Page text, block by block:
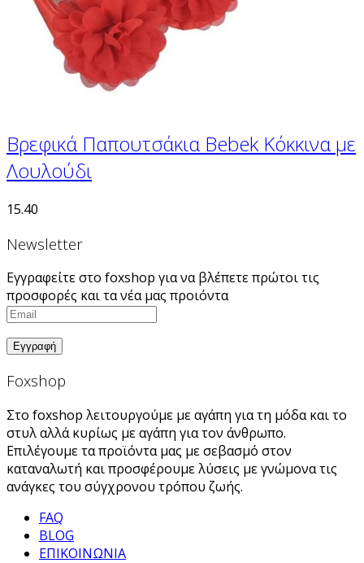
Βρεφικά Παπουτσάκια Bebek Κόκκινα με
Λουλούδι
15.40
Newsletter
Εγγραφείτε στο foxshop για να βλέπετε πρώτοι τις
προσφορές και τα νέα μας προιόντα
Foxshop
Στο foxshop λειτουργούμε με αγάπη για τη μόδα και το
στυλ αλλά κυρίως με αγάπη για τον άνθρωπο.
Επιλέγουμε τα προϊόντα μας με σεβασμό στον
καταναλωτή και προσφέρουμε λύσεις με γνώμονα τις
ανάγκες του σύγχρονου τρόπου ζωής.
FAQ
BLOG
ΕΠΙΚΟΙΝΩΝΙΑ